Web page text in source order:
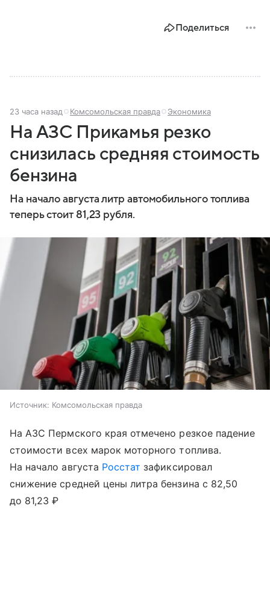
Поделиться
23 часа назад Комсомольская правда Экономика
На АЗС Прикамья резко
снизилась средняя стоимость
бензина
На начало августа литр автомобильного топлива
теперь стоит 81,23 рубля.
Источник: Комсомольская правда
На АЗС Пермского края отмечено резкое падение
стоимости всех марок моторного топлива.
На начало августа Росстат зафиксировал
снижение средней цены литра бензина с 82,50
до 81,23 ₽